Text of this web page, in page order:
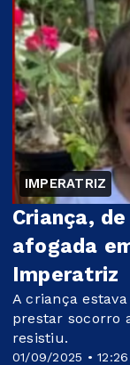
IMPERATRIZ
01/09/2025 • 12:26
Criança,
afogada
Imperatriz
A criança
prestar socorro
resistiu.